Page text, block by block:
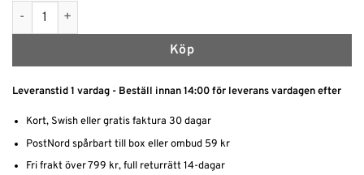
Shapewear Stringtrosa mängd
Köp
Leveranstid 1 vardag - Beställ innan 14:00 för leverans vardagen efter
Kort, Swish eller gratis faktura 30 dagar
PostNord spårbart till box eller ombud 59 kr
Fri frakt över 799 kr, full returrätt 14-dagar